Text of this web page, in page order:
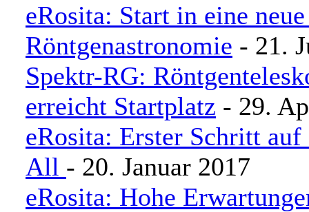
eRosita: Start in eine
Röntgenastronomie - 21.
Spektr-RG:
erreicht Startplatz - 29.
eRosita: Erster Schritt auf
All - 20. Januar 2017
eRosita: Hohe